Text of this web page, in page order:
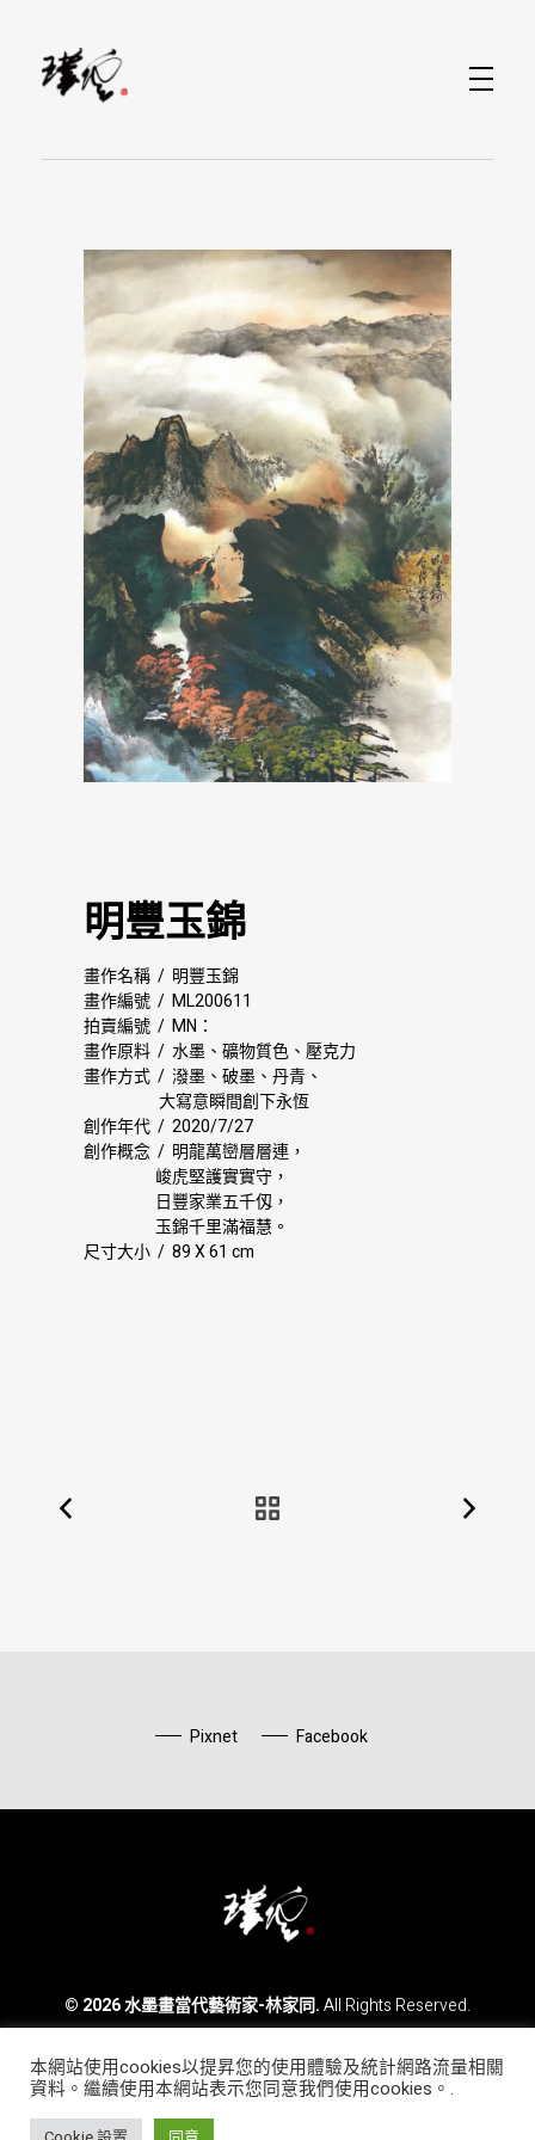
明豐玉錦
畫作名稱 / 明豐玉錦
畫作編號 / ML200611
拍賣編號 / MN：
畫作原料 / 水墨、礦物質色、壓克力
畫作方式 / 潑墨、破墨、丹青、
大寫意瞬間創下永恆
創作年代 / 2020/7/27
創作概念 / 明龍萬巒層層連，
峻虎堅護實實守，
日豐家業五千仭，
玉錦千里滿福慧。
尺寸大小 / 89 X 61 cm
Pixnet Facebook
© 2026 水墨畫當代藝術家-林家同.All Rights Reserved.
Phone:0800 886 828
Email: morrislin1130@yahoo.com.tw
Line ID:morris1130
本網站使用cookies以提昇您的使用體驗及統計網路流量相關
資料。繼續使用本網站表示您同意我們使用cookies。.